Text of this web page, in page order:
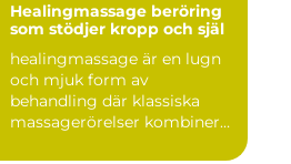
Healingmassage beröring
som stödjer kropp och själ
healingmassage är en lugn
och mjuk form av
behandling där klassiska
massagerörelser kombineras